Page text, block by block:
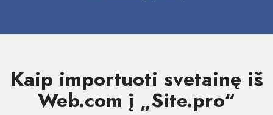
Kaip importuoti svetainę iš
Web.com į „Site.pro“